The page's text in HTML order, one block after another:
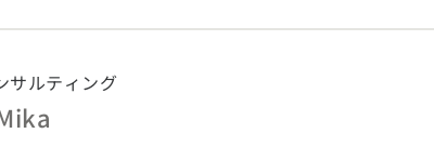
サルティング